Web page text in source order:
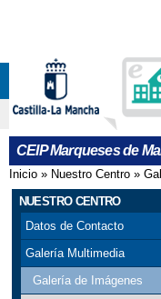
CEIP Marqueses de
Se
Inicio » Nuestro Centro »
NUESTRO CENTRO
Datos de Contacto
Galería Multimedia
Galería de Imágenes